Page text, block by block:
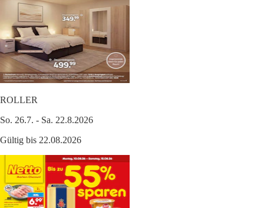
ROLLER
So. 26.7. - Sa. 22.8.2026
Gültig bis 22.08.2026